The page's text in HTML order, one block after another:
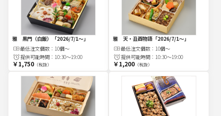
雅 黒門（白飯）
「2026/7/1～」
最低注文個数： 10個～
提供可能時間： 10:30～19:00
￥1,750（税抜）
雅 天・丑酉物語「2026/7/1～」
最低注文個数： 10個～
提供可能時間： 10:30～19:00
￥1,200（税抜）